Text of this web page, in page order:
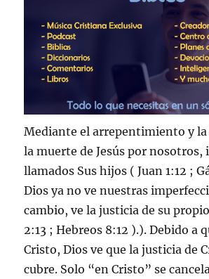
Mediante el arrepentimiento y la
la muerte de Jesús por nosotros,
llamados Sus hijos ( Juan 1:12 ;
Dios ya no ve nuestras
cambio, ve la justicia de su
2:13 ; Hebreos 8:12 ).). Debido a
Cristo, Dios ve que la justicia de
cubre. Solo “en Cristo” se